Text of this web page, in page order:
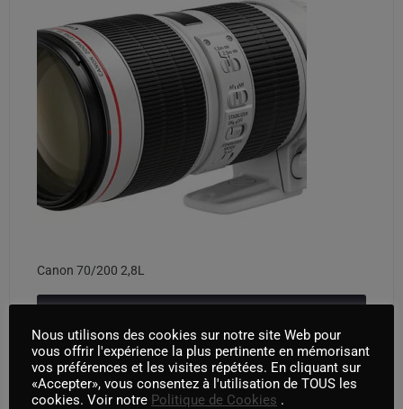
Canon 70/200 2,8L
Nous utilisons des cookies sur notre site Web pour
vous offrir l'expérience la plus pertinente en mémorisant
vos préférences et les visites répétées. En cliquant sur
«Accepter», vous consentez à l'utilisation de TOUS les
cookies. Voir notre Politique de Cookies .